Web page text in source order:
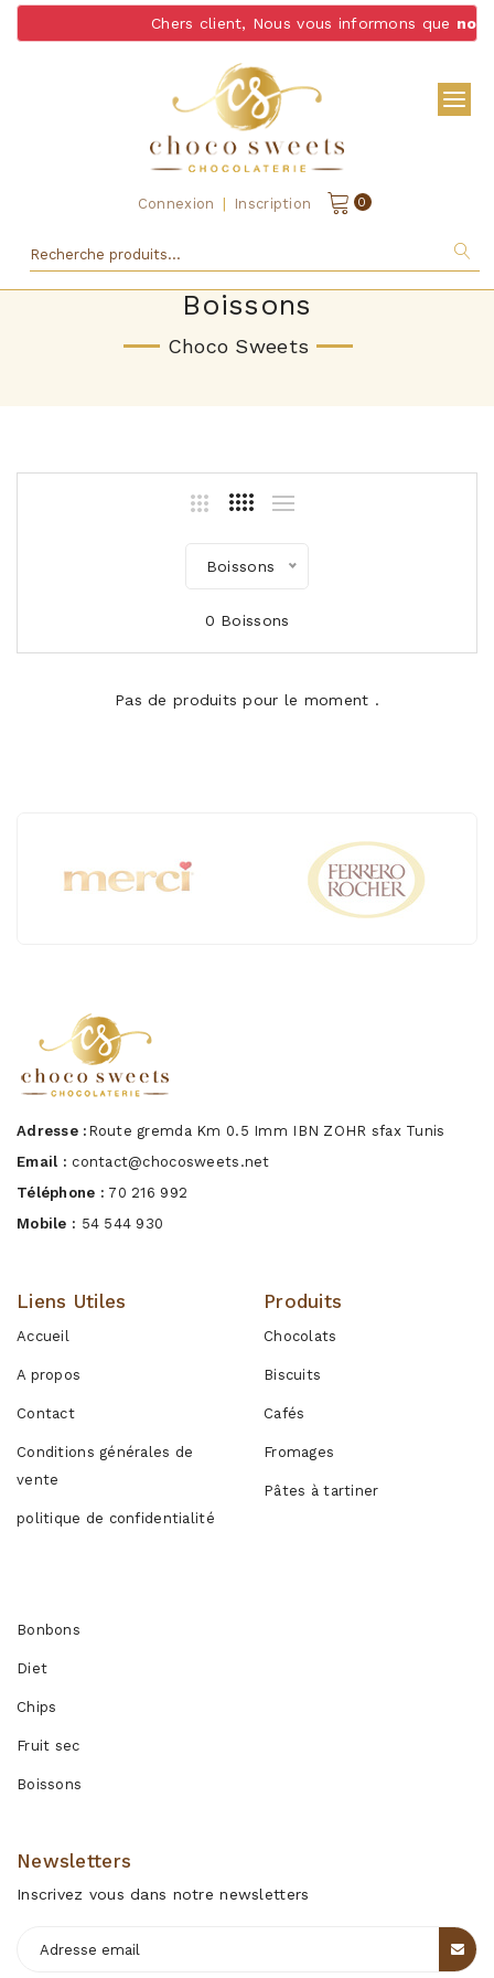
Chers client, Nous vous informons quenous
Connexion | Inscription 0
Boissons
Choco Sweets
Boissons
0 Boissons
Pas de produits pour le moment .
Adresse : Route gremda Km 0.5 Imm IBN ZOHR sfax Tunis
Email : contact@chocosweets.net
Téléphone : 70 216 992
Mobile : 54 544 930
Liens Utiles
Accueil
A propos
Contact
Conditions générales de
vente
politique de confidentialité
Produits
Chocolats
Biscuits
Cafés
Fromages
Pâtes à tartiner
Bonbons
Diet
Chips
Fruit sec
Boissons
Newsletters
Inscrivez vous dans notre newsletters